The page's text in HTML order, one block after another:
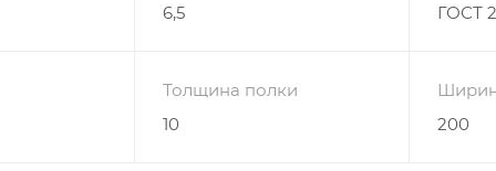
6,5
ГОСТ
Толщина полки
10
200